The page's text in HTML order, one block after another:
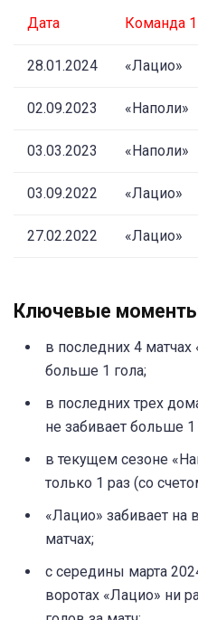
Дата Команда 1
28.01.2024 «Лацио»
02.09.2023 «Наполи»
03.03.2023 «Наполи»
03.09.2022 «Лацио»
27.02.2022 «Лацио»
Ключевые
в последних 4
больше 1 гола;
в последних трех
не забивает больше 1
в текущем сезоне
только 1 раз (со
«Лацио» забивает на
матчах;
с середины марта
воротах «Лацио» ни